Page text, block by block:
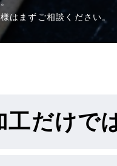
はまずご相談ください。
工だけで